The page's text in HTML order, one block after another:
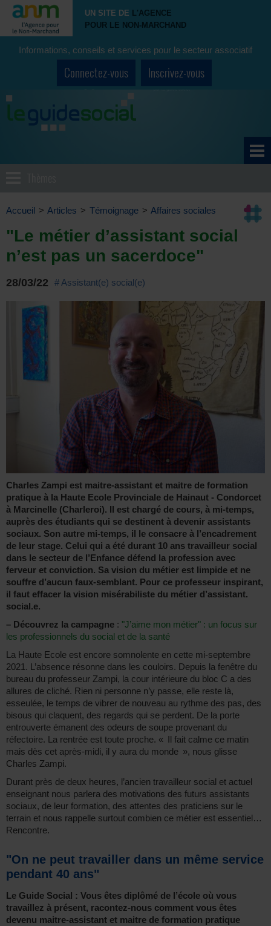
UN SITE DE L'AGENCE
POUR LE NON-MARCHAND
Informations, conseils et services pour le secteur associatif
Connectez-vous Inscrivez-vous
Accueil > Articles > Témoignage > Affaires sociales
"Le métier d’assistant social
n’est pas un sacerdoce"
28/03/22 # Assistant(e) social(e)
Charles Zampi est maitre-assistant et maitre de formation
pratique à la Haute Ecole Provinciale de Hainaut - Condorcet
à Marcinelle (Charleroi). Il est chargé de cours, à mi-temps,
auprès des étudiants qui se destinent à devenir assistants
sociaux. Son autre mi-temps, il le consacre à l’encadrement
de leur stage. Celui qui a été durant 10 ans travailleur social
dans le secteur de l’Enfance défend la profession avec
ferveur et conviction. Sa vision du métier est limpide et ne
souffre d’aucun faux-semblant. Pour ce professeur inspirant,
il faut effacer la vision misérabiliste du métier d’assistant.
social.e.
– Découvrez la campagne : "J’aime mon métier" : un focus sur
les professionnels du social et de la santé
La Haute Ecole est encore somnolente en cette mi-septembre
2021. L’absence résonne dans les couloirs. Depuis la fenêtre du
bureau du professeur Zampi, la cour intérieure du bloc C a des
allures de cliché. Rien ni personne n’y passe, elle reste là,
esseulée, le temps de vibrer de nouveau au rythme des pas, des
bisous qui claquent, des regards qui se perdent. De la porte
entrouverte émanent des odeurs de soupe provenant du
réfectoire. La rentrée est toute proche. « Il fait calme ce matin
mais dès cet après-midi, il y aura du monde », nous glisse
Charles Zampi.
Durant près de deux heures, l’ancien travailleur social et actuel
enseignant nous parlera des motivations des futurs assistants
sociaux, de leur formation, des attentes des praticiens sur le
terrain et nous rappelle surtout combien ce métier est essentiel…
Rencontre.
"On ne peut travailler dans un même service
pendant 40 ans"
Le Guide Social : Vous êtes diplômé de l’école où vous
travaillez à présent, racontez-nous comment vous êtes
devenu maitre-assistant et maitre de formation pratique